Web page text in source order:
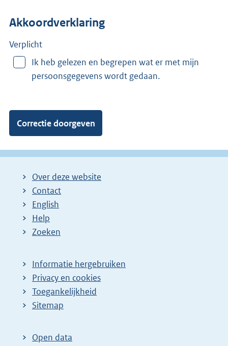
e
r
n
Akkoordverklaring
Verplicht
Ik heb gelezen en begrepen wat er met mijn
persoonsgegevens wordt gedaan.
Over deze website
Contact
English
Help
Zoeken
Informatie hergebruiken
Privacy en cookies
Toegankelijkheid
Sitemap
Open data